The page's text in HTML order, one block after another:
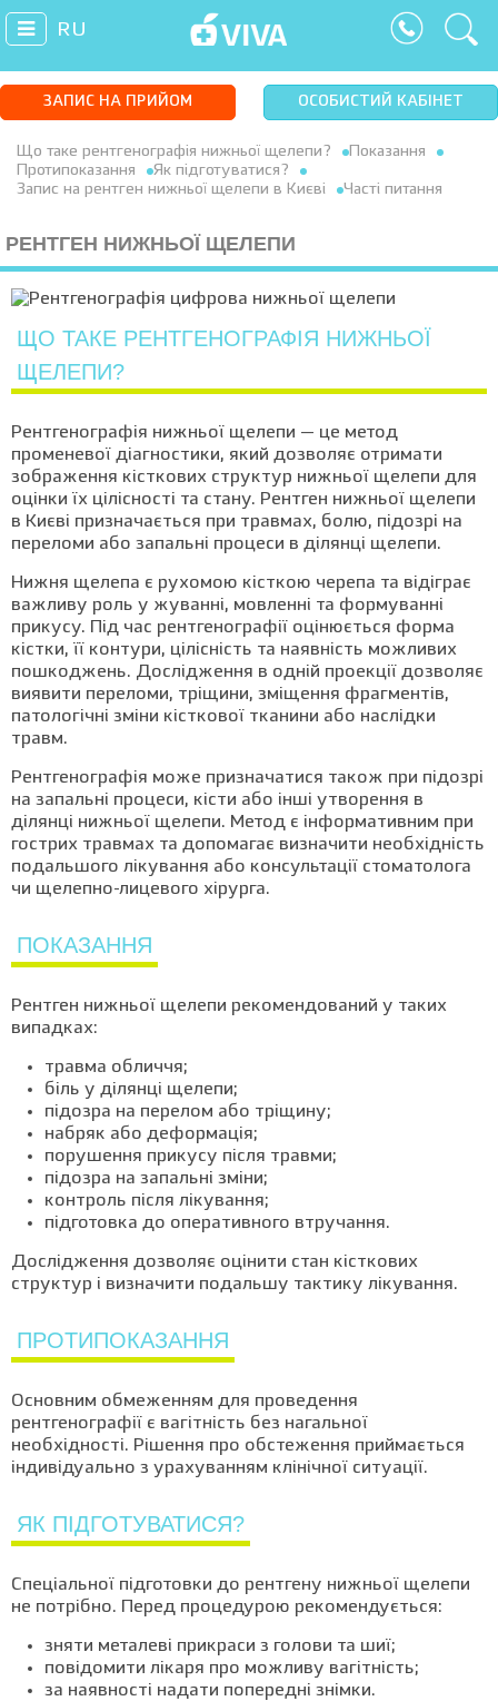
RU
ЗАПИС НА ПРИЙОМ ОСОБИСТИЙ КАБІНЕТ
Що таке рентгенографія нижньої щелепи?
Показання
Протипоказання
Як підготуватися?
Запис на рентген нижньої щелепи в Києві
Часті питання
РЕНТГЕН НИЖНЬОЇ ЩЕЛЕПИ
ЩО ТАКЕ РЕНТГЕНОГРАФІЯ НИЖНЬОЇ
ЩЕЛЕПИ?
Рентгенографія нижньої щелепи — це метод
променевої діагностики, який дозволяє отримати
зображення кісткових структур нижньої щелепи для
оцінки їх цілісності та стану. Рентген нижньої щелепи
в Києві призначається при травмах, болю, підозрі на
переломи або запальні процеси в ділянці щелепи.
Нижня щелепа є рухомою кісткою черепа та відіграє
важливу роль у жуванні, мовленні та формуванні
прикусу. Під час рентгенографії оцінюється форма
кістки, її контури, цілісність та наявність можливих
пошкоджень. Дослідження в одній проекції дозволяє
виявити переломи, тріщини, зміщення фрагментів,
патологічні зміни кісткової тканини або наслідки
травм.
Рентгенографія може призначатися також при підозрі
на запальні процеси, кісти або інші утворення в
ділянці нижньої щелепи. Метод є інформативним при
гострих травмах та допомагає визначити необхідність
подальшого лікування або консультації стоматолога
чи щелепно-лицевого хірурга.
ПОКАЗАННЯ
Рентген нижньої щелепи рекомендований у таких
випадках:
травма обличчя;
біль у ділянці щелепи;
підозра на перелом або тріщину;
набряк або деформація;
порушення прикусу після травми;
підозра на запальні зміни;
контроль після лікування;
підготовка до оперативного втручання.
Дослідження дозволяє оцінити стан кісткових
структур і визначити подальшу тактику лікування.
ПРОТИПОКАЗАННЯ
Основним обмеженням для проведення
рентгенографії є вагітність без нагальної
необхідності. Рішення про обстеження приймається
індивідуально з урахуванням клінічної ситуації.
ЯК ПІДГОТУВАТИСЯ?
Спеціальної підготовки до рентгену нижньої щелепи
не потрібно. Перед процедурою рекомендується:
зняти металеві прикраси з голови та шиї;
повідомити лікаря про можливу вагітність;
за наявності надати попередні знімки.